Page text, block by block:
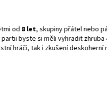
od 8 let, skupiny přátel nebo
partii byste si měli vyhradit zhruba
hráči, tak i zkušení deskoherní